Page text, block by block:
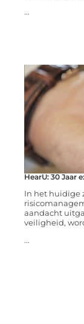
...
HearU: 30 Jaar
In het huidige
aandacht
veiligheid,
...